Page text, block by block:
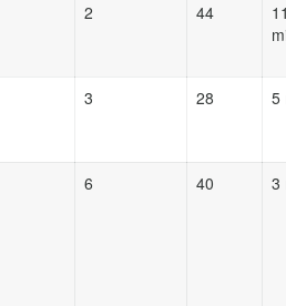
2 44
3 28 5
6 40 3